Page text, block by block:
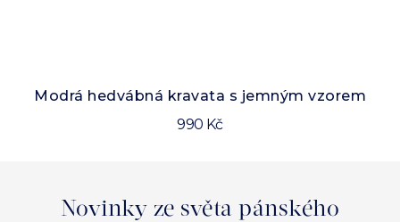
Modrá hedvábná kravata s jemným vzorem
990 Kč
Novinky ze světa pánského